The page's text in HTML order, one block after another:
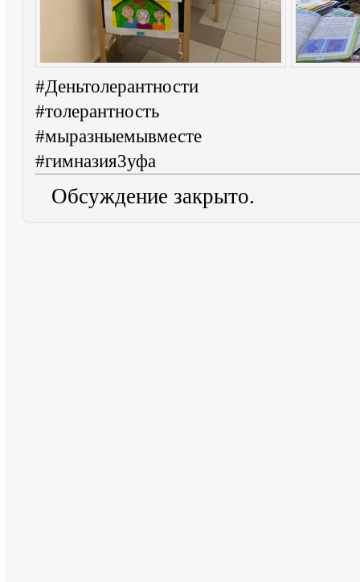
#Деньтолерантности
#толерантность
#мыразныемывместе
#гимназия3уфа
Обсуждение закрыто.